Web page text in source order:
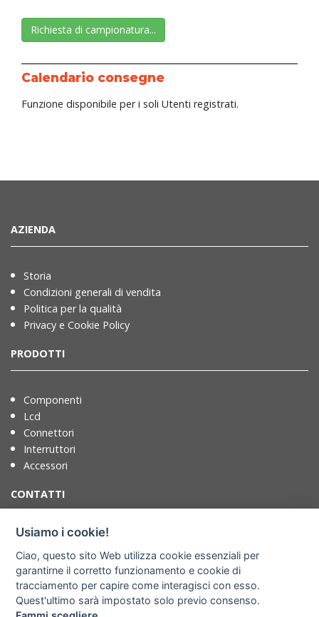
Richiesta di campionatura...
Calendario consegne
Funzione disponibile per i soli Utenti registrati.
AZIENDA
Storia
Condizioni generali di vendita
Politica per la qualità
Privacy e Cookie Policy
PRODOTTI
Componenti
Lcd
Connettori
Interruttori
Accessori
CONTATTI
T. +39 071721091
F. +39 0717210922
info@adimpex.it
Dove siamo
Usiamo i cookie!
Ciao, questo sito Web utilizza cookie essenziali per
garantirne il corretto funzionamento e cookie di
tracciamento per capire come interagisci con esso.
Quest'ultimo sarà impostato solo previo consenso.